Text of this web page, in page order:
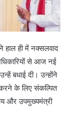
हाल ही में नक्सलवाद
से आज नई
बधाई दी। उन्होंने
के लिए संकल्पित
और उपमुख्यमंत्री